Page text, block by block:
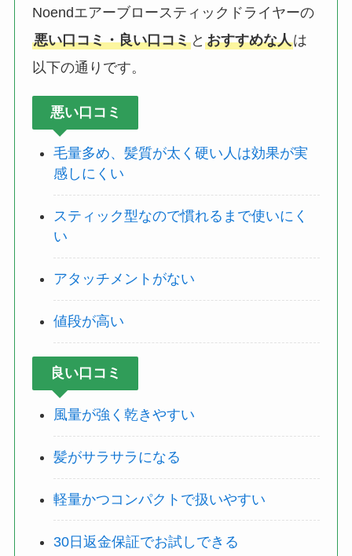
Noendエアーブロースティックドライヤーの
悪い口コミ・良い口コミ とおすすめな人は
以下の通りです。
悪い口コミ
毛量多め、髪質が太く硬い人は効果が実
感しにくい
スティック型なので慣れるまで使いにく
い
アタッチメントがない
値段が高い
良い口コミ
風量が強く乾きやすい
髪がサラサラになる
軽量かつコンパクトで扱いやすい
30日返金保証でお試しできる